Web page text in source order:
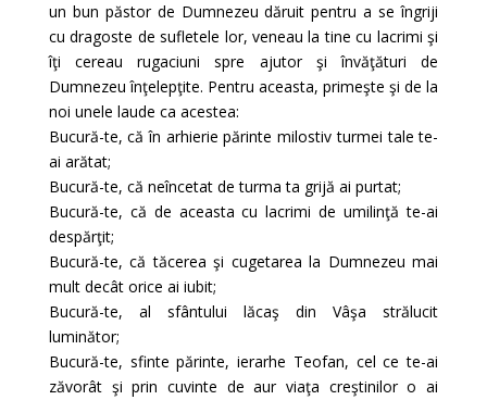
un bun păstor de Dumnezeu dăruit pentru a se îngriji
cu dragoste de sufletele lor, veneau la tine cu lacrimi şi
îţi cereau rugaciuni spre ajutor şi învăţături de
Dumnezeu înţelepţite. Pentru aceasta, primeşte şi de la
noi unele laude ca acestea:
Bucură-te, că în arhierie părinte milostiv turmei tale te-
ai arătat;
Bucură-te, că neîncetat de turma ta grijă ai purtat;
Bucură-te, că de aceasta cu lacrimi de umilinţă te-ai
despărţit;
Bucură-te, că tăcerea şi cugetarea la Dumnezeu mai
mult decât orice ai iubit;
Bucură-te, al sfântului lăcaş din Vâşa strălucit
luminător;
Bucură-te, sfinte părinte, ierarhe Teofan, cel ce te-ai
zăvorât şi prin cuvinte de aur viaţa creştinilor o ai